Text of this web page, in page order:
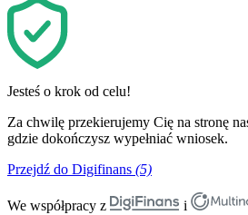
Jesteś o krok od celu!
Za chwilę przekierujemy Cię na stronę
gdzie dokończysz wypełniać wniosek.
Przejdź do Digifinans (5)
We współpracy z i